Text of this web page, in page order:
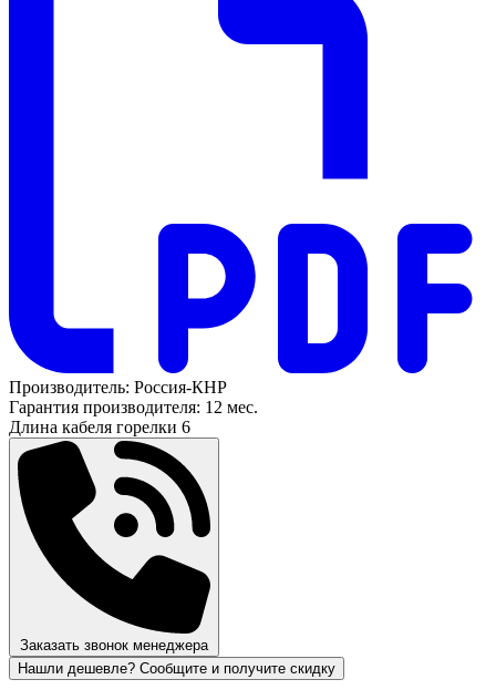
Производитель: Россия-КНР
Гарантия производителя: 12 мес.
Длина кабеля горелки 6
Заказать звонок менеджера
Нашли дешевле? Сообщите и получите скидку